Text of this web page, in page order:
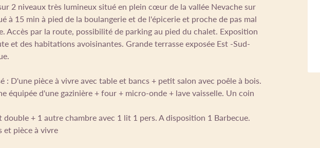
2 niveaux très lumineux situé en plein cœur de la vallée Nevache sur
à 15 min à pied de la boulangerie et de l'épicerie et proche de pas mal
Accès par la route, possibilité de parking au pied du chalet. Exposition
et des habitations avoisinantes. Grande terrasse exposée Est -Sud-
: D'une pièce à vivre avec table et bancs + petit salon avec poêle à bois.
équipée d'une gazinière + four + micro-onde + lave vaisselle. Un coin
+ 1 autre chambre avec 1 lit 1 pers. A disposition 1 Barbecue.
et pièce à vivre